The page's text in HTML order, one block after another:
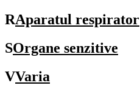
RAparatul respirator
SOrgane senzitive
VVaria